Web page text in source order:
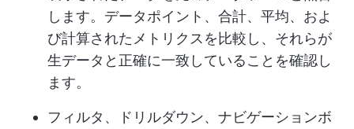
します。データポイント、合計、平均、およ
び計算されたメトリクスを比較し、それらが
生データと正確に一致していることを確認し
ます。
フィルタ、ドリルダウン、ナビゲーションボ